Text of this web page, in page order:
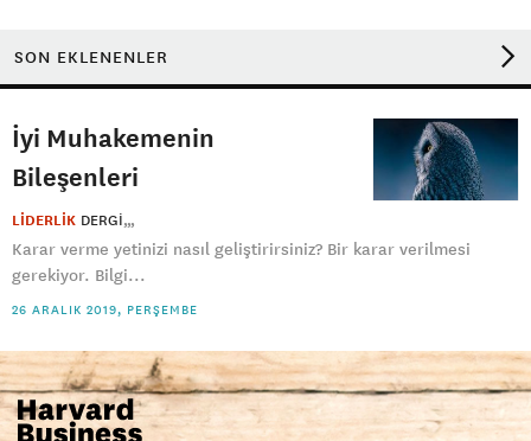
SON EKLENENLER
İyi Muhakemenin
Bileşenleri
LİDERLİK DERGI
Karar verme yetinizi nasıl geliştirirsiniz? Bir karar verilmesi
gerekiyor. Bilgi...
26 ARALIK 2019, PERŞEMBE